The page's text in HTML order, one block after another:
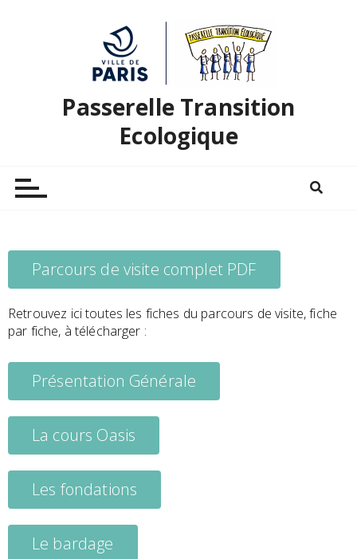
Passerelle Transition
Ecologique
Parcours de visite complet PDF
Retrouvez ici toutes les fiches du parcours de visite, fiche
par fiche, à télécharger :
Présentation Générale
La cours Oasis
Les fondations
Le bardage